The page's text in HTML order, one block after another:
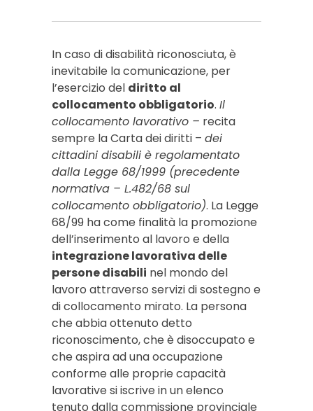
In caso di disabilità riconosciuta, è
inevitabile la comunicazione, per
l’esercizio del diritto al
collocamento obbligatorio. Il
collocamento lavorativo – recita
sempre la Carta dei diritti – dei
cittadini disabili è regolamentato
dalla Legge 68/1999 (precedente
normativa – L.482/68 sul
collocamento obbligatorio). La Legge
68/99 ha come finalità la promozione
dell’inserimento al lavoro e della
integrazione lavorativa delle
persone disabili nel mondo del
lavoro attraverso servizi di sostegno e
di collocamento mirato. La persona
che abbia ottenuto detto
riconoscimento, che è disoccupato e
che aspira ad una occupazione
conforme alle proprie capacità
lavorative si iscrive in un elenco
tenuto dalla commissione provinciale